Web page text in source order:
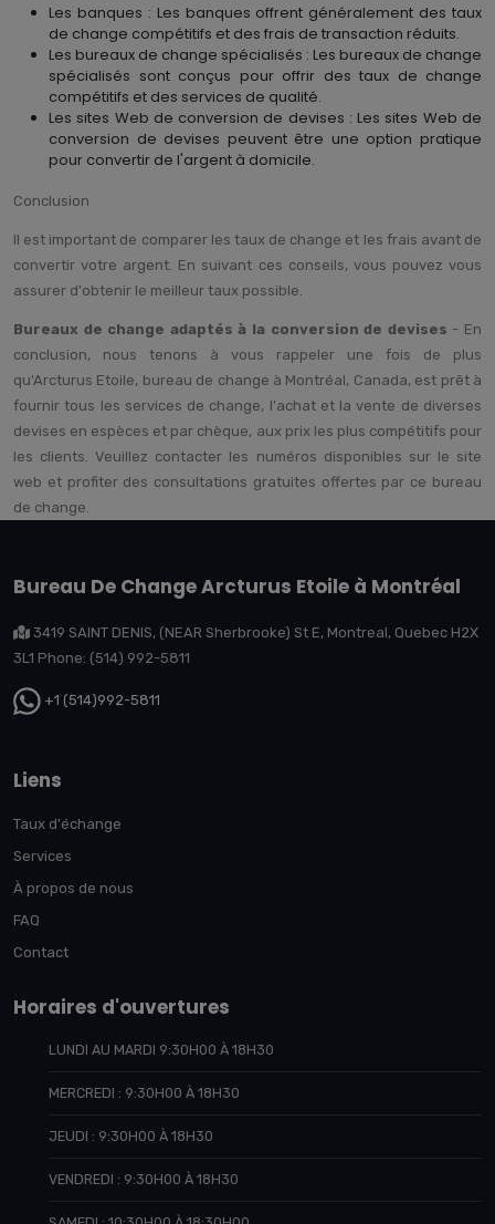
Les banques : Les banques offrent généralement des taux
de change compétitifs et des frais de transaction réduits.
Les bureaux de change spécialisés : Les bureaux de change
spécialisés sont conçus pour offrir des taux de change
compétitifs et des services de qualité.
Les sites Web de conversion de devises : Les sites Web de
conversion de devises peuvent être une option pratique
pour convertir de l'argent à domicile.
Conclusion
Il est important de comparer les taux de change et les frais avant de
convertir votre argent. En suivant ces conseils, vous pouvez vous
assurer d'obtenir le meilleur taux possible.
Bureaux de change adaptés à la conversion de devises - En
conclusion, nous tenons à vous rappeler une fois de plus
qu'Arcturus Etoile, bureau de change à Montréal, Canada, est prêt à
fournir tous les services de change, l'achat et la vente de diverses
devises en espèces et par chèque, aux prix les plus compétitifs pour
les clients. Veuillez contacter les numéros disponibles sur le site
web et profiter des consultations gratuites offertes par ce bureau
de change.
Bureau De Change Arcturus Etoile à Montréal
3419 SAINT DENIS, (NEAR Sherbrooke) St E, Montreal, Quebec H2X
3L1 Phone: (514) 992-5811
+1 (514)992-5811
Liens
Taux d'échange
Services
À propos de nous
FAQ
Contact
Horaires d'ouvertures
LUNDI AU MARDI 9:30H00 À 18H30
MERCREDI : 9:30H00 À 18H30
JEUDI : 9:30H00 À 18H30
VENDREDI : 9:30H00 À 18H30